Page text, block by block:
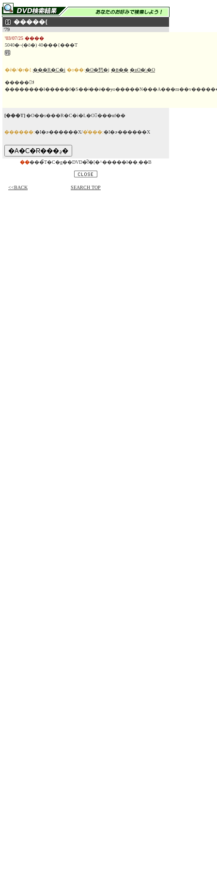
�����{
'79
'03/07/25 ����
5040�~(�ō�) 40���{���T
�ē�/�r�{:���R�C�i �o��:�O�㔎�j �ᏼ�� �ɒO�\�O
�����񂾕ꂪ
[���T]�O��s���R�C�i�L�O�ٓ��ʉf��
������:�I�ɚ������X/�̔���:�I�ɚ������X
�� ���̃T�C�g��DVD�̂݃f�[�^�����ł��܂��B
<<BACK SEARCH TOP